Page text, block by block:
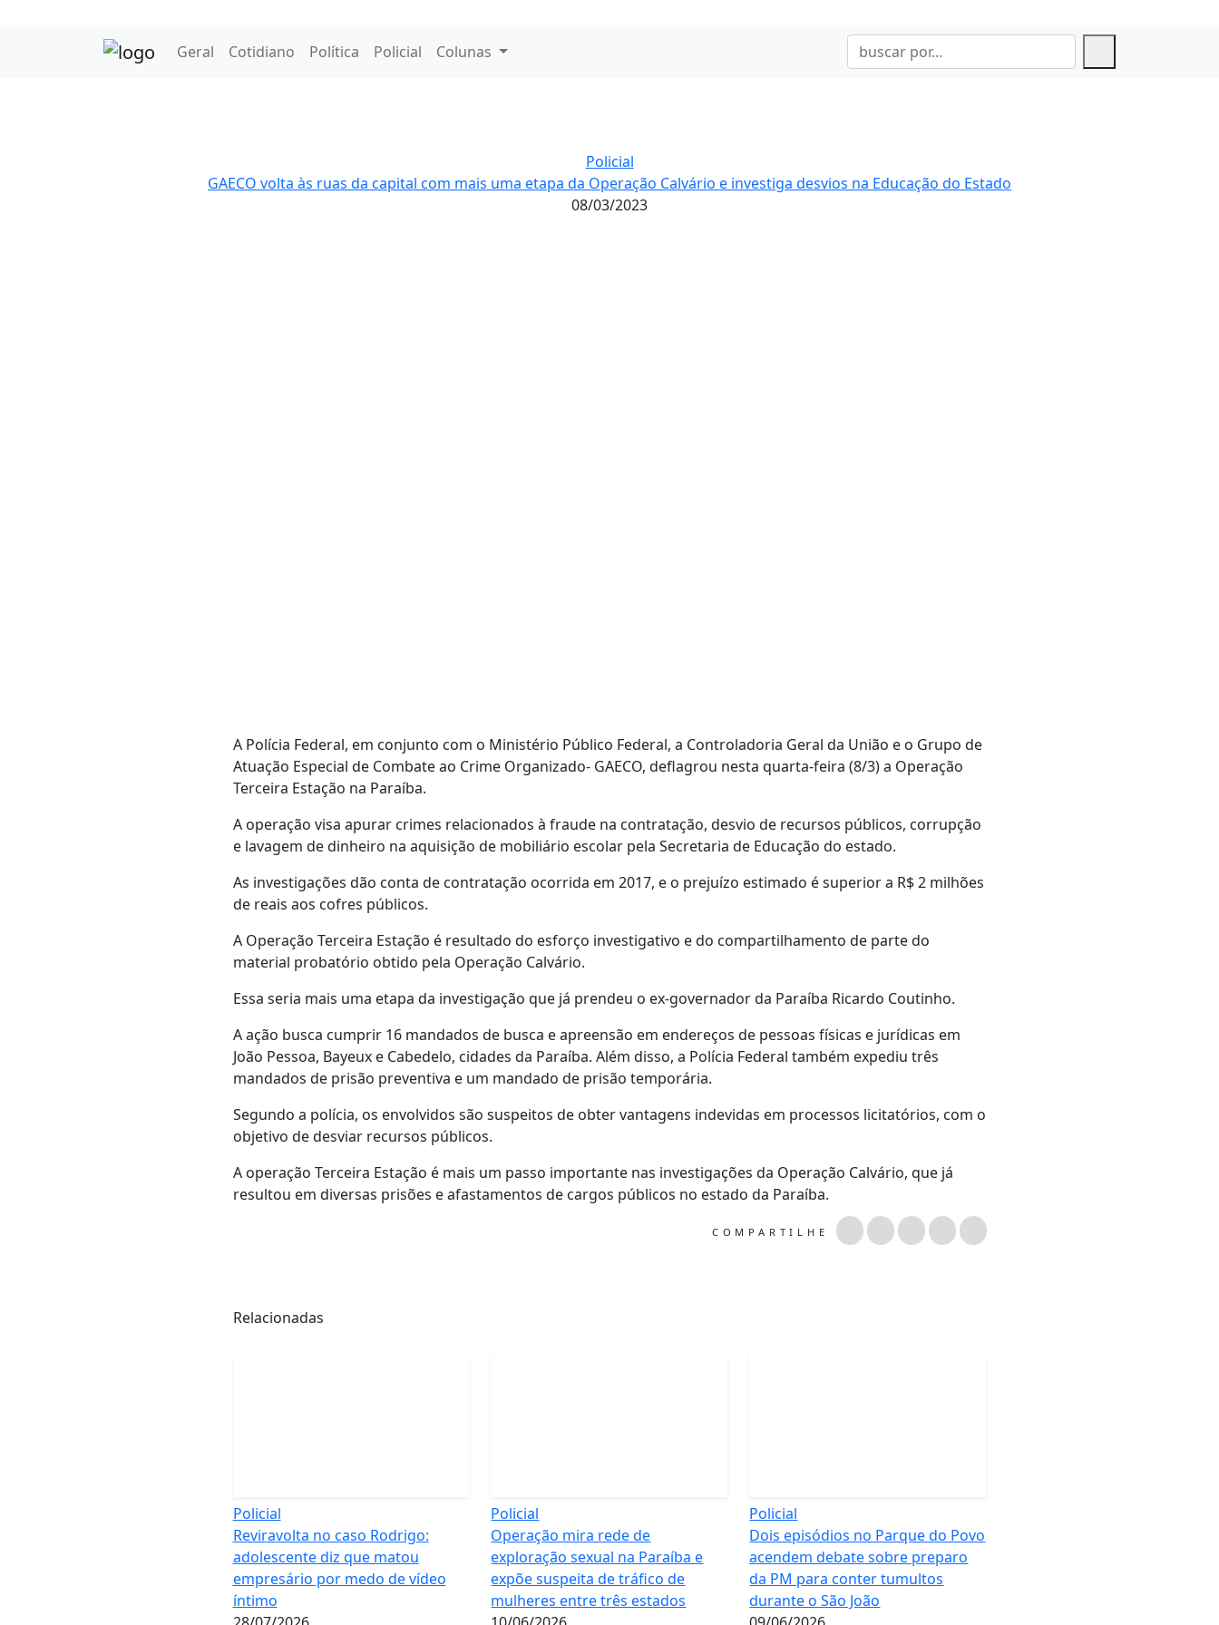
Geral Cotidiano Política Policial Colunas
Policial
GAECO volta às ruas da capital com mais uma etapa da Operação Calvário e investiga desvios na Educação do Estado
08/03/2023
A Polícia Federal, em conjunto com o Ministério Público Federal, a Controladoria Geral da União e o Grupo de
Atuação Especial de Combate ao Crime Organizado- GAECO, deflagrou nesta quarta-feira (8/3) a Operação
Terceira Estação na Paraíba.
A operação visa apurar crimes relacionados à fraude na contratação, desvio de recursos públicos, corrupção
e lavagem de dinheiro na aquisição de mobiliário escolar pela Secretaria de Educação do estado.
As investigações dão conta de contratação ocorrida em 2017, e o prejuízo estimado é superior a R$ 2 milhões
de reais aos cofres públicos.
A Operação Terceira Estação é resultado do esforço investigativo e do compartilhamento de parte do
material probatório obtido pela Operação Calvário.
Essa seria mais uma etapa da investigação que já prendeu o ex-governador da Paraíba Ricardo Coutinho.
A ação busca cumprir 16 mandados de busca e apreensão em endereços de pessoas físicas e jurídicas em
João Pessoa, Bayeux e Cabedelo, cidades da Paraíba. Além disso, a Polícia Federal também expediu três
mandados de prisão preventiva e um mandado de prisão temporária.
Segundo a polícia, os envolvidos são suspeitos de obter vantagens indevidas em processos licitatórios, com o
objetivo de desviar recursos públicos.
A operação Terceira Estação é mais um passo importante nas investigações da Operação Calvário, que já
resultou em diversas prisões e afastamentos de cargos públicos no estado da Paraíba.
COMPARTILHE
Relacionadas
Policial
Reviravolta no caso Rodrigo:
adolescente diz que matou
empresário por medo de vídeo
íntimo
Policial
Operação mira rede de
exploração sexual na Paraíba e
expõe suspeita de tráfico de
mulheres entre três estados
Policial
Dois episódios no Parque do Povo
acendem debate sobre preparo
da PM para conter tumultos
durante o São João